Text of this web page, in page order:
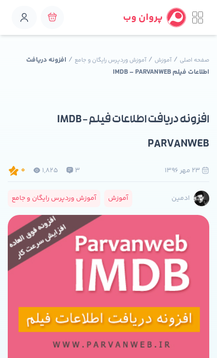
پروان وب
صفحه اصلی /آموزش /آموزش وردپرس رایگان و جامع / افزونه دریافت
اطلاعات فیلم IMDB – PARVANWEB
3
1,825
0
افزونه دریافت اطلاعات فیلم IMDB –
PARVANWEB
ادمین آموزش آموزش وردپرس رایگان و جامع